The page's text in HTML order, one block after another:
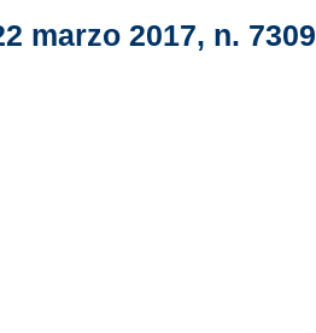
marzo 2017, n. 7309